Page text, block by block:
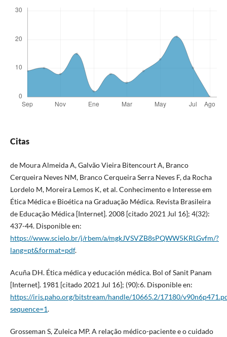
Citas
de Moura Almeida A, Galvão Vieira Bitencourt A, Branco
Cerqueira Neves NM, Branco Cerqueira Serra Neves F, da Rocha
Lordelo M, Moreira Lemos K, et al. Conhecimento e Interesse em
Ética Médica e Bioética na Graduação Médica. Revista Brasileira
de Educação Médica [Internet]. 2008 [citado 2021 Jul 16]; 4(32):
437-44. Disponible en:
https://www.scielo.br/j/rbem/a/mgkJVSVZB8sPQWW5KRLGvfm/?
lang=pt&format=pdf.
Acuña DH. Ética médica y educación médica. Bol of Sanit Panam
[Internet]. 1981 [citado 2021 Jul 16]; (90):6. Disponible en:
https://iris.paho.org/bitstream/handle/10665.2/17180/
sequence=1.
Grosseman S, Zuleica MP. A relação médico-paciente e o cuidado